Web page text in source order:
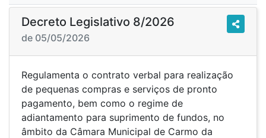
Decreto Legislativo 8/2026
de 05/05/2026
Regulamenta o contrato verbal para realização
de pequenas compras e serviços de pronto
pagamento, bem como o regime de
adiantamento para suprimento de fundos, no
âmbito da Câmara Municipal de Carmo da